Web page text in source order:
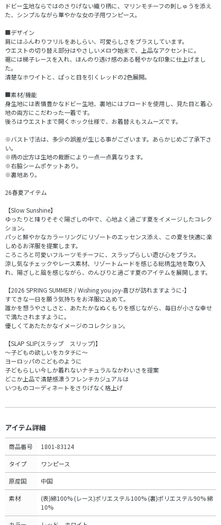
ドビー生地ならではのさりげない織り柄に、マリンモチーフの刺しゅうを添え
た、シンプルながら華やかな女の子用ワンピース。
■デザイン
肩にはふんわりフリルをあしらい、可愛らしさをプラスしています。
ウエストの切り替え部分はやさしいメロウ始末で、上品なアクセントに。
裾には梯子レースを入れ、ほんのり透け感のある軽やかな印象に仕上げまし
た。
清楚なホワイトと、ぱっと目を引くレッドの2色展開。
■素材/機能
身生地には表情豊かなドビー生地、裏地にはブロードを使用し、見た目と着心
地の両方にこだわった一着です。
後ろはウエストまで開くホック仕様で、お着替えもスムーズです。
※バスト寸法は、多少の誤差が生じる事がございます。あらかじめご了承下さ
い。
※柄の出方は生地の裁断により一点一点異なります。
※右脇シームポケットあり。
※裏地あり。
26春夏アイテム
【Slow Sunshine】
ゆったりと降りそそぐ陽ざしの中で、心地よく過ごす夏をイメージしたコレク
ション。
パッと鮮やかなカラーリングにリゾートのエッセンス添え、この夏を快適に楽
しめるお洋服を提案します。
ころころと可愛いフルーツモチーフに、スラップらしい遊び心をプラス。
涼し気なチェックやレース素材、リゾートムードを感じる総柄生地を取り入
れ、陽ざしと風を感じながら、のんびりと過ごす夏のアイテムを展開します。
【2026 SPRING SUMMER / Wishing you joy-喜びが訪れますように-】
すてきな一日を願う気持ちをお洋服に込めて。
誰かを想うやさしさと、あたたかなぬくもりを感じながら、毎日が小さな幸せ
で満たされますように。
優しくてあたたかなイメージのコレクション。
【SLAP SLIP(スラップ スリップ)】
～子どもの欲しいをカタチに～
ヨーロッパのこどものように
子どもらしい今しか着れないナチュラルなかわいさを提案
どこか上品で清楚感漂うフレンチカジュアルは
いつものコーディネートをさりげなく格上げ
アイテム詳細
商品番号 1801-83124
タイプ ワンピース
原産国 中国
素材
(表)綿100% (レース)ポリエステル100% (裏)ポリエステル90% 綿
10%